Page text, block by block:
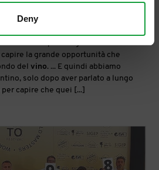
Deny
it-it/articoli-magazine-andrea-
buona per il vigneto. ... Furono
la grande opportunità che
delvino. ... E quindi abbiamo
solo dopo aver parlato a lungo
capire che quei [...]